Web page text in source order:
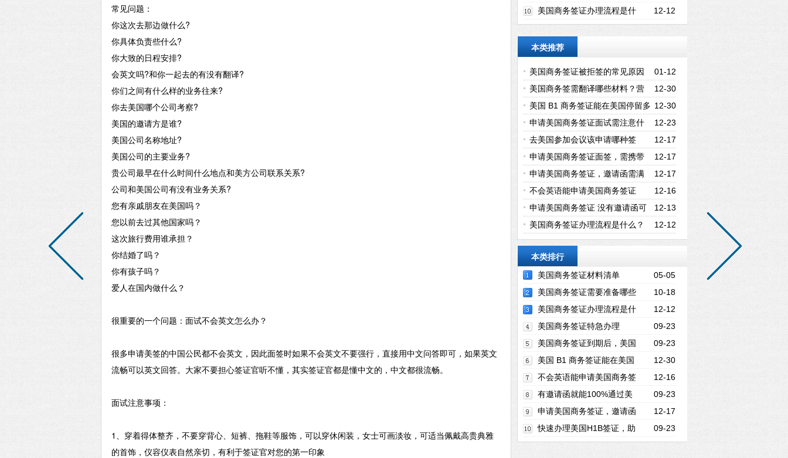
常见问题：
你这次去那边做什么?
你具体负责些什么?
你大致的日程安排?
会英文吗?和你一起去的有没有翻译?
你们之间有什么样的业务往来?
你去美国哪个公司考察?
美国的邀请方是谁?
美国公司名称地址?
美国公司的主要业务?
贵公司最早在什么时间什么地点和美方公司联系关系?
公司和美国公司有没有业务关系?
您有亲戚朋友在美国吗？
您以前去过其他国家吗？
这次旅行费用谁承担？
你结婚了吗？
你有孩子吗？
爱人在国内做什么？
很重要的一个问题：面试不会英文怎么办？
很多申请美签的中国公民都不会英文，因此面签时如果不会英文不要强行，直接用中文问答即可，如果英文
流畅可以英文回答。大家不要担心签证官听不懂，其实签证官都是懂中文的，中文都很流畅。
面试注意事项：
1、穿着得体整齐，不要穿背心、短裤、拖鞋等服饰，可以穿休闲装，女士可画淡妆，可适当佩戴高贵典雅
的首饰，仪容仪表自然亲切，有利于签证官对您的第一印象
请函可以办理吗？ 12-12
美国商务签证办理流程是什
么？材料准备 + 面试 + 领证全指南
本类推荐
01-12
美国商务签证被拒签的常见原因
有哪些？如何避免？ 12-30
美国商务签需翻译哪些材料？营
业执照与在职证明要吗？ 12-30
美国 B1 商务签证能在美国停留多
久？最长时限是多少？ 12-23
申请美国商务签证面试需注意什
么？如何打消签证官顾虑？ 12-17
去美国参加会议该申请哪种签
证？办理流程是什么？ 12-17
申请美国商务签证面签，需携带
哪些必备材料？ 12-17
申请美国商务签证，邀请函需满
足哪些内容要求？ 12-16
不会英语能申请美国商务签证
吗？基础英语能力是关键！ 12-13
申请美国商务签证 没有邀请函可
以办理吗？ 12-12
美国商务签证办理流程是什么？
材料准备 + 面试 + 领证全指南
本类排行
05-05
美国商务签证材料清单
10-18
美国商务签证需要准备哪些
材料？ 12-12
美国商务签证办理流程是什
么？材料准备 + 面试 + 领证全指南 09-23
美国商务签证特急办理
09-23
美国商务签证到期后，美国
商务签证续签办理 12-30
美国 B1 商务签证能在美国
停留多久？最长时限是多少？ 12-16
不会英语能申请美国商务签
证吗？基础英语能力是关键！ 09-23
有邀请函就能100%通过美
国商务签证吗？商务签证的有效期是多
久？
12-17
申请美国商务签证，邀请函
需满足哪些内容要求？ 09-23
快速办理美国H1B签证，助
力你快速赴美